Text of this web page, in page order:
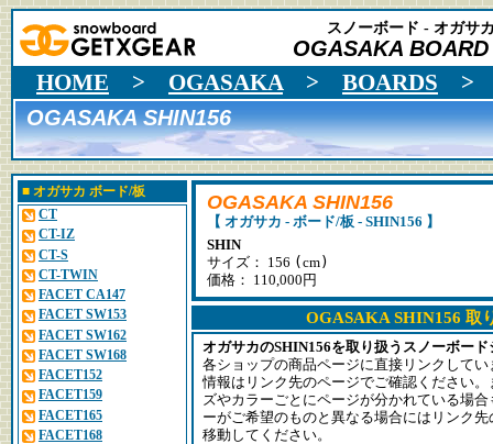
スノーボード - オガサ
OGASAKA BOARD
HOME > OGASAKA> BOARDS
OGASAKA SHIN156
■ オガサカ ボード/板
CT
CT-IZ
CT-S
CT-TWIN
FACET CA147
FACET SW153
FACET SW162
FACET SW168
FACET152
FACET159
FACET165
FACET168
OGASAKA SHIN156
【 オガサカ - ボード/板 - SHIN156 】
SHIN
サイズ： 156 ( cm)
価格： 110,000円
OGASAKA SHIN156 取
オガサカのSHIN156を取り扱うスノーボー
各ショップの商品ページに直接リンクして
情報はリンク先のページでご確認ください
ズやカラーごとにページが分かれている場
ーがご希望のものと異なる場合にはリンク
移動してください。